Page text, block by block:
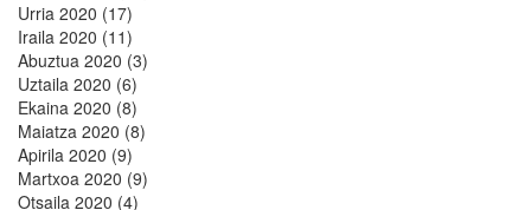
Urria 2020 (17)
Iraila 2020 (11)
Abuztua 2020 (3)
Uztaila 2020 (6)
Ekaina 2020 (8)
Maiatza 2020 (8)
Apirila 2020 (9)
Martxoa 2020 (9)
Otsaila 2020 (4)